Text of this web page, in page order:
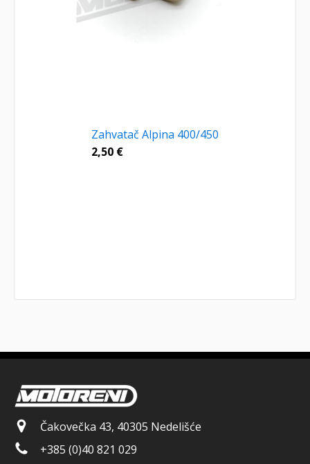
Zahvatač Alpina 400/450
2,50 €
Čakovečka 43, 40305 Nedelišće
+385 (0)40 821 029